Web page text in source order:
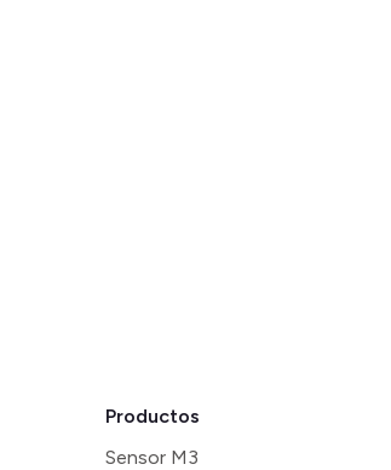
Productos
Sensor M3